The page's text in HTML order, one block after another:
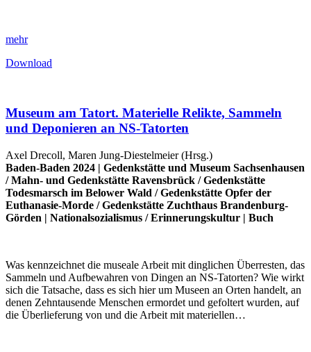
mehr
Download
Museum am Tatort. Materielle Relikte, Sammeln
und Deponieren an NS-Tatorten
Axel Drecoll, Maren Jung-Diestelmeier (Hrsg.)
Baden-Baden 2024 | Gedenkstätte und Museum Sachsenhausen
/Mahn- und Gedenkstätte Ravensbrück /Gedenkstätte
Todesmarsch im Belower Wald /Gedenkstätte Opfer der
Euthanasie-Morde /Gedenkstätte Zuchthaus Brandenburg-
Görden | Nationalsozialismus /Erinnerungskultur | Buch
Was kennzeichnet die museale Arbeit mit dinglichen Überresten, das
Sammeln und Aufbewahren von Dingen an NS-Tatorten? Wie wirkt
sich die Tatsache, dass es sich hier um Museen an Orten handelt, an
denen Zehntausende Menschen ermordet und gefoltert wurden, auf
die Überlieferung von und die Arbeit mit materiellen…